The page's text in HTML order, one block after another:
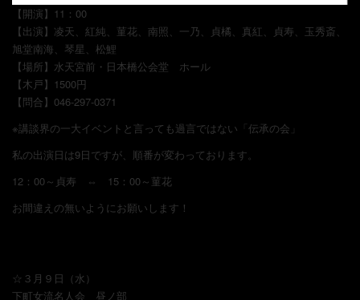
【開演】11：00
【出演】凌天、紅純、菫花、南照、一乃、貞橘、真紅、貞寿、玉秀斎、
旭堂南海、琴星、松鯉
【場所】水天宮前・日本橋公会堂 ホール
【木戸】1500円
【問合】046-297-0371
※講談界の一大イベントと言っても過言ではない「伝承の会」
私の出演日は9日ですが、順番が変わっております。
12：00～貞寿 ⇔ 15：00～菫花
お間違えの無いようにお願いします！
☆３月９日（水）
下町女流名人会 昼ノ部